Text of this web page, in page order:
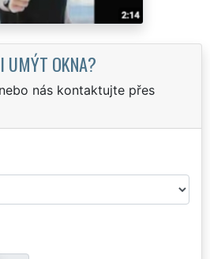
UMÝT OKNA?
nás kontaktujte přes